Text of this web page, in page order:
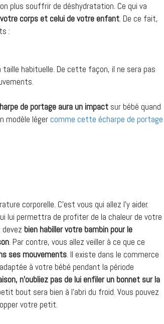
plus souffrir de déshydratation. Ce qui va
corps et celui de votre enfant. De ce fait,
:
taille habituelle. De cette façon, il ne sera pas
de portage aura un impact sur bébé quand
modèle léger comme cette écharpe de portage
corporelle. C’est vous qui allez l’y aider.
lui permettra de profiter de la chaleur de votre
bien habiller votre bambin pour le
. Par contre, vous allez veiller à ce que ce
ses mouvements. Il existe dans le commerce
à votre bébé pendant la période
n’oubliez pas de lui enfiler un bonnet sur la
bout sera bien à l’abri du froid. Vous pouvez
votre petit.